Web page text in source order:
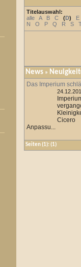
Titelauswahl:
alle
A B C (D) E
N
O P Q R S
News »
Das Imperium
Cicero
Anpassu...
Seiten(1): (1)